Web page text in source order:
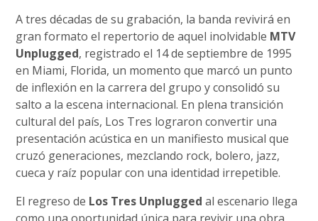
A tres décadas de su grabación, la banda revivirá en
gran formato el repertorio de aquel inolvidable MTV
Unplugged, registrado el 14 de septiembre de 1995
en Miami, Florida, un momento que marcó un punto
de inflexión en la carrera del grupo y consolidó su
salto a la escena internacional. En plena transición
cultural del país, Los Tres lograron convertir una
presentación acústica en un manifiesto musical que
cruzó generaciones, mezclando rock, bolero, jazz,
cueca y raíz popular con una identidad irrepetible.
El regreso de Los Tres Unplugged al escenario llega